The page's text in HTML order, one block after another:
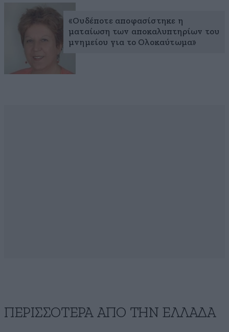
«Ουδέποτε αποφασίστηκε η
ματαίωση των αποκαλυπτηρίων του
μνημείου για το Ολοκαύτωμα»
ΠΕΡΙΣΣΟΤΕΡΑ ΑΠΟ ΤΗΝ ΕΛΛΑΔΑ